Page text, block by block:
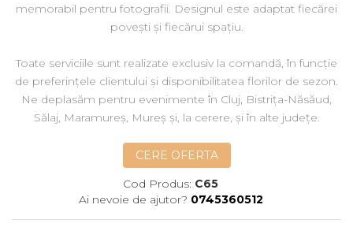
memorabil pentru fotografii. Designul este adaptat fiecărei
povești și fiecărui spațiu.
Toate serviciile sunt realizate exclusiv la comandă, în funcție
de preferințele clientului și disponibilitatea florilor de sezon.
Ne deplasăm pentru evenimente în Cluj, Bistrița-Năsăud,
Sălaj, Maramureș, Mureș și, la cerere, și în alte județe.
CERE OFERTA
Cod Produs: C65
Ai nevoie de ajutor? 0745360512